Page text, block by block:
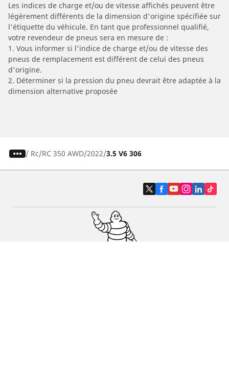
Les indices de charge et/ou de vitesse affichés peuvent être
légèrement différents de la dimension d'origine spécifiée sur
l'étiquette du véhicule. En tant que professionnel qualifié,
votre revendeur de pneus sera en mesure de :
1. Vous informer si l'indice de charge et/ou de vitesse des
pneus de remplacement est différent de celui des pneus
d'origine.
2. Déterminer si la pression du pneu devrait être adaptée à la
dimension alternative proposée
/ Rc RC 350 AWD 2022 3.5 V6 306